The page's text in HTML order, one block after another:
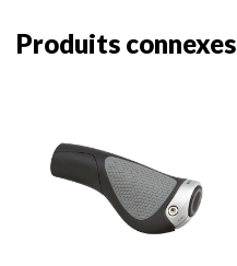
Produits connexes